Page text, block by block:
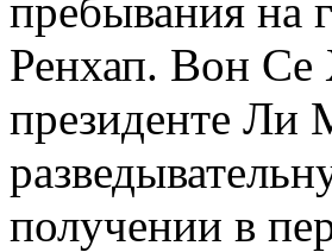
пребывания на
Ренхап. Вон
президенте Ли
получении в